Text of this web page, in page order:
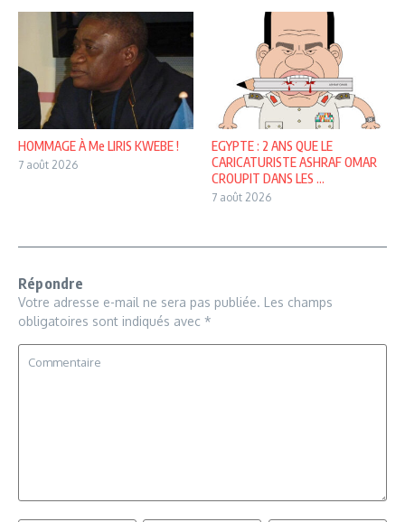
HOMMAGE À Me LIRIS KWEBE !
7 août 2026
EGYPTE : 2 ANS QUE LE
CARICATURISTE ASHRAF OMAR
CROUPIT DANS LES ...
7 août 2026
Répondre
Votre adresse e-mail ne sera pas publiée. Les champs
obligatoires sont indiqués avec *